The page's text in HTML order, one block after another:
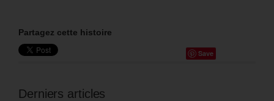
Partagez cette histoire
Save
Derniers articles